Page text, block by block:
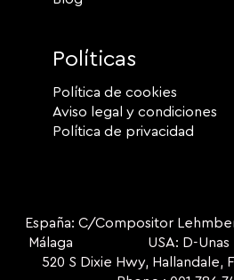
Políticas
Política de cookies
Aviso legal y condiciones
Política de privacidad
España: C/Compositor
Málaga USA: D-Unas
520 S Dixie Hwy, Hallandale,